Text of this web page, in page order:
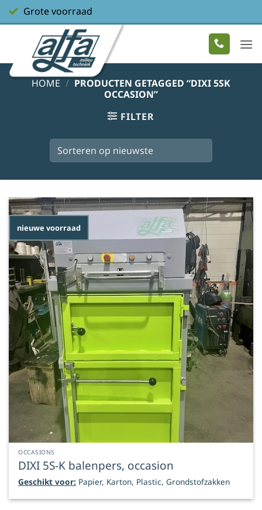
naar
Grote voorraad
HOME / PRODUCTEN GETAGGED “DIXI 5SK
OCCASION”
FILTER
nieuwe voorraad
OCCASIONS
DIXI 5S-K balenpers, occasion
Geschikt voor: Papier, Karton, Plastic, Grondstofzakken